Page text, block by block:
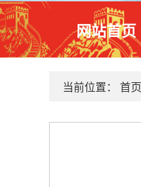
网站首页
当前位置： 首页